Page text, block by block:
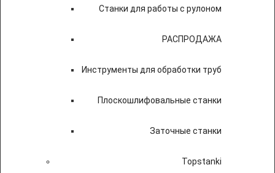
Станки для работы с рулоном
РАСПРОДАЖА
Инструменты для обработки труб
Плоскошлифовальные станки
Заточные станки
Topstanki